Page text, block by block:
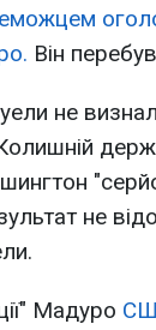
Він
не
не
Мадуро